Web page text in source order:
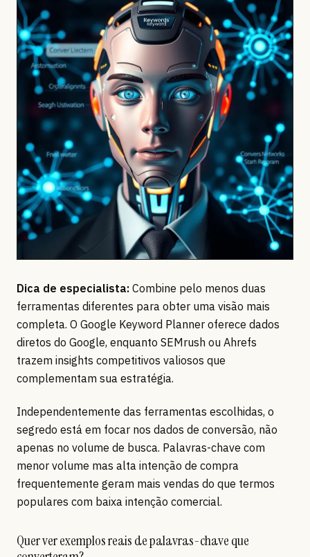
Dica de especialista: Combine pelo menos duas
ferramentas diferentes para obter uma visão mais
completa. O Google Keyword Planner oferece dados
diretos do Google, enquanto SEMrush ou Ahrefs
trazem insights competitivos valiosos que
complementam sua estratégia.
Independentemente das ferramentas escolhidas, o
segredo está em focar nos dados de conversão, não
apenas no volume de busca. Palavras-chave com
menor volume mas alta intenção de compra
frequentemente geram mais vendas do que termos
populares com baixa intenção comercial.
Quer ver exemplos reais de palavras-chave que